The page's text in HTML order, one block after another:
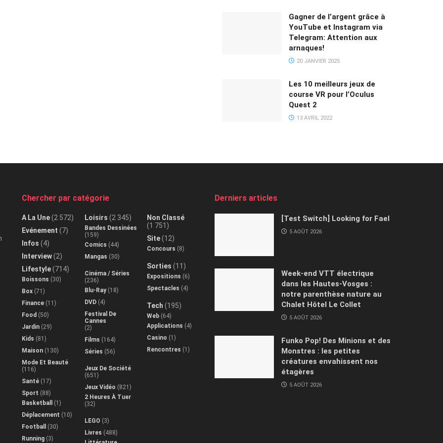
Gagner de l’argent grâce à
YouTube et Instagram via
Telegram: Attention aux
arnaques!
20 JANVIER 2025
Les 10 meilleurs jeux de
course VR pour l’Oculus
Quest 2
13 AVRIL 2022
Chercher par catégorie
A La Une(2 572)
Evénement (7)
Infos (4)
Interview(2)
Lifestyle(714)
Boissons (30)
Box (71)
Finance (11)
Food (50)
Jardin (29)
Kids (81)
Maison (130)
Mode Et Beauté
(116)
Santé (17)
Sport (88)
Basketball
(1)
Déplacement (10)
Football
(30)
Running (3)
Loisirs (2 345)
Bandes Dessinées
(159)
Comics (44)
Mangas (30)
Cinéma / Séries
(236)
Blu-Ray(18)
DVD(4)
Festival De
Cannes
(2)
Films (164)
Séries (56)
Jeux De Société
(651)
Jeux Vidéo (821)
2 Heures À Tuer
(32)
LEGO (3)
Livres (488)
Non Classé
(1 751)
Site(12)
Concours (8)
Sorties (11)
Expositions (6)
Spectacles (4)
Tech (195)
Web (64)
Applications (4)
Casino (1)
Rencontres (1)
Derniers articles
[Test Switch] Looking for Fael
5 AOÛT 2026
Week-end VTT électrique
dans les Hautes-Vosges :
notre parenthèse nature au
Chalet Hôtel Le Collet
5 AOÛT 2026
Funko Pop! Des Minions et des
Monstres : les petites
créatures envahissent nos
étagères
5 AOÛT 2026